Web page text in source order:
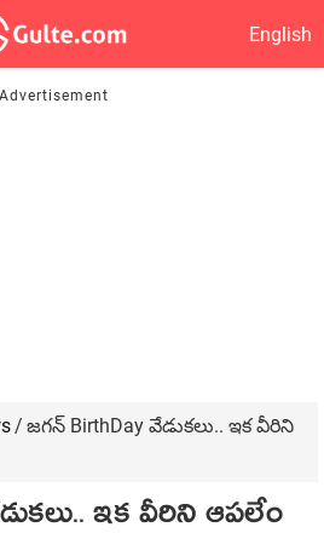
English
/ జ‌గ‌న్‌ BirthDay వేడుకలు.. ఇక వీరిని
ఇక వీరిని ఆపలేం